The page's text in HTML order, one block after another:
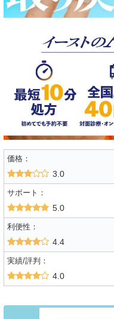
価格：
3.0
サポート：
5.0
利便性：
4.4
実績/評判：
4.0